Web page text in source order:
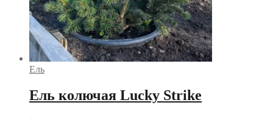
Ель
Ель колючая Lucky Strike